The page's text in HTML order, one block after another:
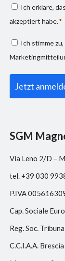
Consenso
privacy
Ich erkläre,
akzeptiert habe.*
Consenso
marketing
Ich stimme
SGM
Via Leno 2/D –
tel. +39 030
P.IVA
Cap. Sociale
Reg. Soc.
C.C.I.A.A.